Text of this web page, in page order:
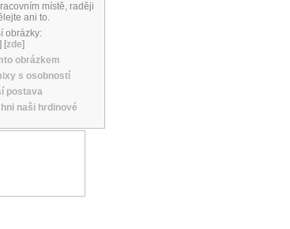
místě, raději
ani to.
obrázky:
] [zde]
obrázkem
s osobností
postava
naši hrdinové